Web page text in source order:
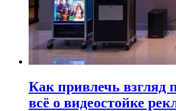
Как привлечь взгляд
всё о видеостойке